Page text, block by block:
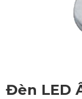
Đèn LED